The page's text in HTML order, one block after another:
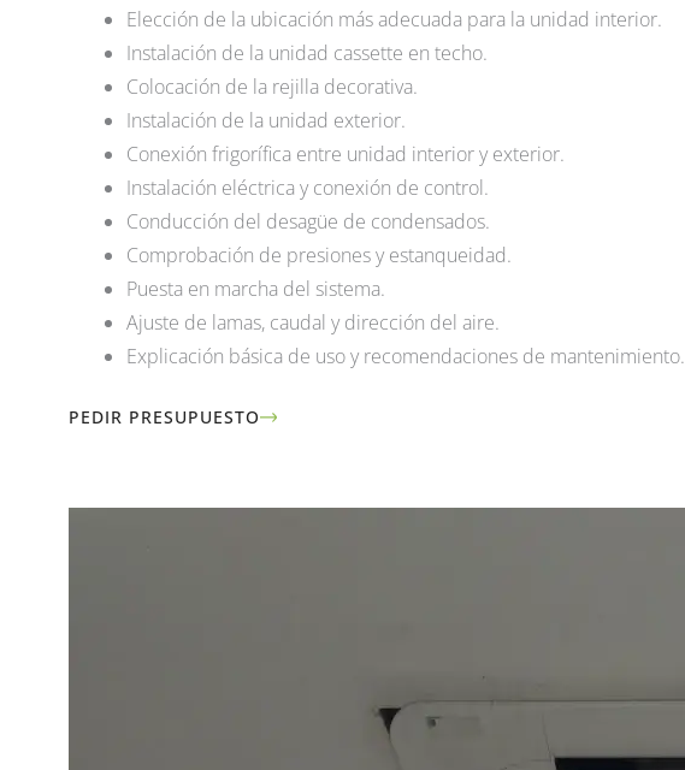
Elección de la ubicación más adecuada para la unidad interior.
Instalación de la unidad cassette en techo.
Colocación de la rejilla decorativa.
Instalación de la unidad exterior.
Conexión frigorífica entre unidad interior y exterior.
Instalación eléctrica y conexión de control.
Conducción del desagüe de condensados.
Comprobación de presiones y estanqueidad.
Puesta en marcha del sistema.
Ajuste de lamas, caudal y dirección del aire.
Explicación básica de uso y recomendaciones de mantenimiento.
PEDIR PRESUPUESTO